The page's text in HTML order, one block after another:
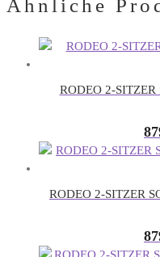
Ähnliche
RODEO 2-
RODEO 2-SITZER